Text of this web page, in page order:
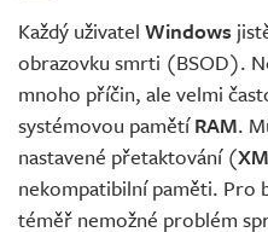
Každý uživatel Windows
obrazovku smrti (BSOD).
mnoho příčin, ale velmi
systémovou pamětíRAM.
nastavené přetaktování (
nekompatibilní paměti. Pro
téměř nemožné problém